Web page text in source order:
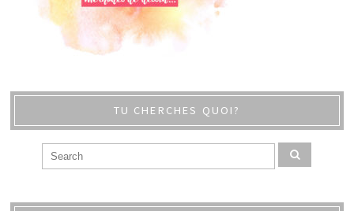
TU CHERCHES QUOI?